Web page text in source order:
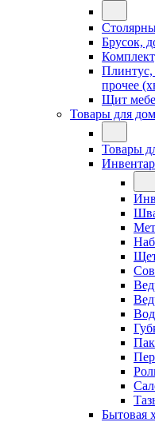
Брусок,
Плинтус,
прочее
Щит
Товары для
Товары
Бытовая